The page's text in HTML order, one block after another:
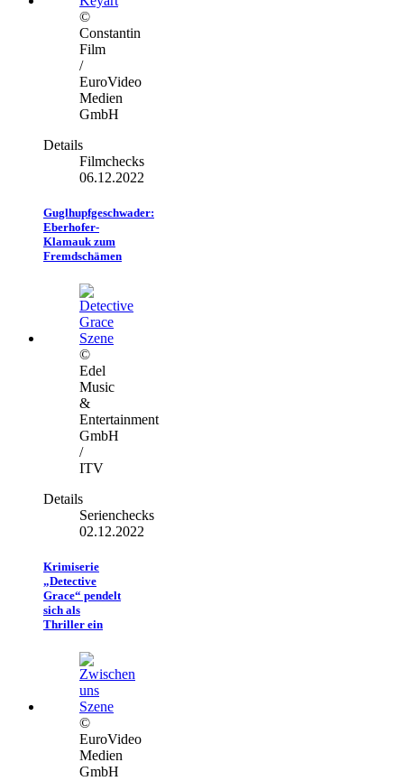
©
Constantin
Film
/
EuroVideo
Medien
GmbH
Details
Filmchecks
06.12.2022
Guglhupfgeschwader:
Eberhofer-
Klamauk zum
Fremdschämen
©
Edel
Music
&
Entertainment
GmbH
/
ITV
Details
Serienchecks
02.12.2022
Krimiserie
„Detective
Grace“ pendelt
sich als
Thriller ein
©
EuroVideo
Medien
GmbH